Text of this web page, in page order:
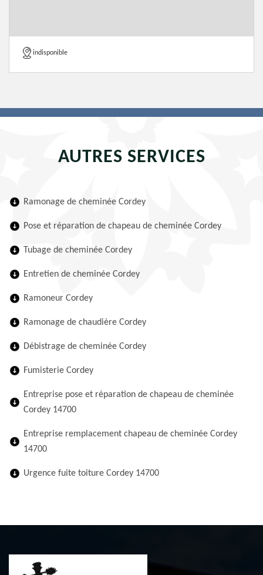
indisponible
AUTRES SERVICES
Ramonage de cheminée Cordey
Pose et réparation de chapeau de cheminée Cordey
Tubage de cheminée Cordey
Entretien de cheminée Cordey
Ramoneur Cordey
Ramonage de chaudière Cordey
Débistrage de cheminée Cordey
Fumisterie Cordey
Entreprise pose et réparation de chapeau de cheminée
Cordey 14700
Entreprise remplacement chapeau de cheminée Cordey
14700
Urgence fuite toiture Cordey 14700